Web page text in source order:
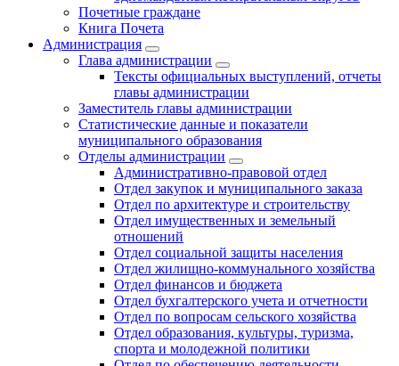
Почетные граждане
Книга Почета
Администрация
Глава администрации
Тексты официальных выступлений, отчеты
главы администрации
Заместитель главы администрации
Статистические данные и показатели
муниципального образования
Отделы администрации
Административно-правовой отдел
Отдел закупок и муниципального заказа
Отдел по архитектуре и строительству
Отдел имущественных и земельный
отношений
Отдел социальной защиты населения
Отдел жилищно-коммунального хозяйства
Отдел финансов и бюджета
Отдел бухгалтерского учета и отчетности
Отдел по вопросам сельского хозяйства
Отдел образования, культуры, туризма,
спорта и молодежной политики